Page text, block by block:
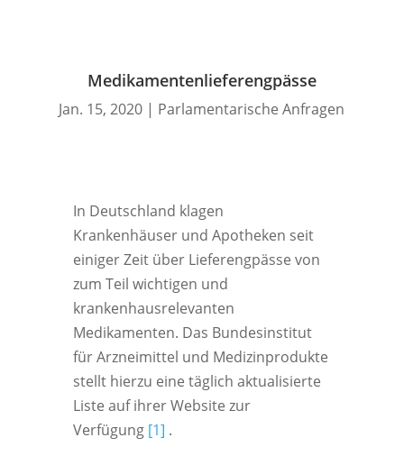
Medikamentenlieferengpässe
Jan. 15, 2020 | Parlamentarische Anfragen
In Deutschland klagen
Krankenhäuser und Apotheken seit
einiger Zeit über Lieferengpässe von
zum Teil wichtigen und
krankenhausrelevanten
Medikamenten. Das Bundesinstitut
für Arzneimittel und Medizinprodukte
stellt hierzu eine täglich aktualisierte
Liste auf ihrer Website zur
Verfügung [1] .